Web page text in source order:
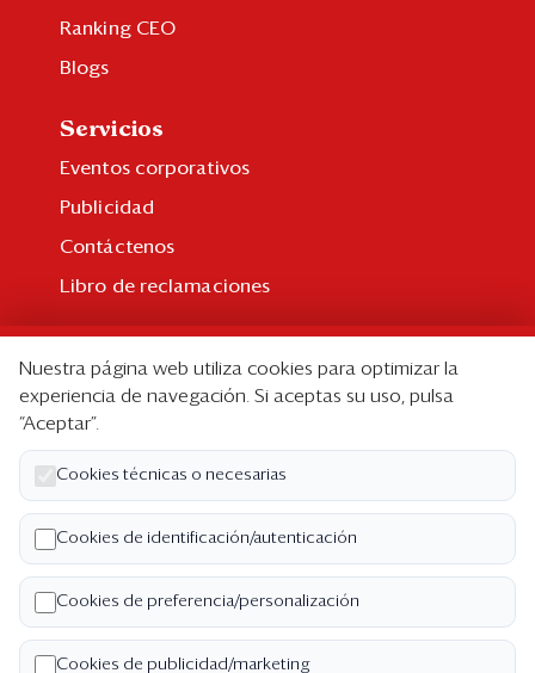
Ranking CEO
Blogs
Servicios
Eventos corporativos
Publicidad
Contáctenos
Libro de reclamaciones
Suscripción individual
Paquetes corporativos
Edición Impresa
Nosotros
Quiénes somos
Código de ética
Términos y Condiciones
Nuestra página web utiliza cookies para optimizar la
experiencia de navegación. Si aceptas su uso, pulsa
“Aceptar”.
Cookies técnicas o necesarias
Cookies de identificación/autenticación
Cookies de preferencia/personalización
Cookies de publicidad/marketing